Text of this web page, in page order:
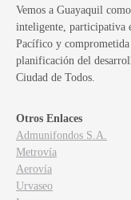
Vemos a Guayaquil
inteligente, participativa
Pacífico y
planificación del
Ciudad de Todos.
Otros Enlaces
Admunifondos S.A.
Metrovía
Aerovía
Urvaseo